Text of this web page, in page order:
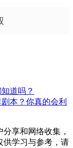
道吗？
本？你真的会利
享和网络收集，
供学习与参考，请